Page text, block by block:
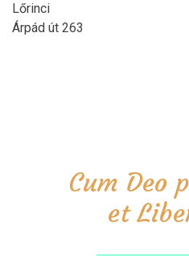
Lőrinci
Árpád út 263
Cum Deo
et